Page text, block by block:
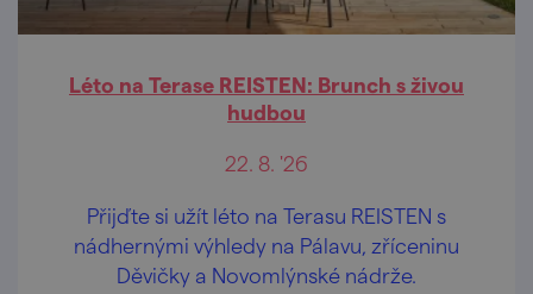
Léto na Terase REISTEN: Brunch s živou
hudbou
22. 8. '26
Přijďte si užít léto na Terasu REISTEN s
nádhernými výhledy na Pálavu, zříceninu
Děvičky a Novomlýnské nádrže.